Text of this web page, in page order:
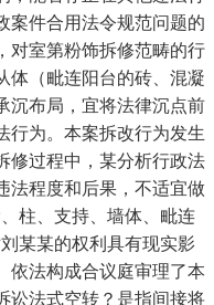
案件合用法令规范问题的
对室第粉饰拆修范畴的行
体（毗连阳台的砖、混凝
沉布局，宜将法律沉点前
行为。本案拆改行为发生
修过程中，某分析行政法
法程度和后果，不适宜做
柱、支持、墙体、毗连
某某的权利具有现实影
依法构成合议庭审理了本
讼法式空转？是指间接将